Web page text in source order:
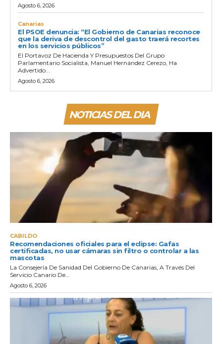
Agosto 6, 2026
Canarias
El PSOE denuncia: “El Gobierno de Canarias reconoce
que la deriva de descontrol del gasto traerá recortes
en los servicios públicos”
El Portavoz De Hacienda Y Presupuestos Del Grupo
Parlamentario Socialista, Manuel Hernández Cerezo, Ha
Advertido...
Agosto 6, 2026
NOTICIAS DEL DIA
CABILDO
Recomendaciones oficiales para el eclipse: Gafas
certificadas, no usar cámaras sin filtro o controlar a las
mascotas
La Consejería De Sanidad Del Gobierno De Canarias, A Través Del
Servicio Canario De...
Agosto 6, 2026